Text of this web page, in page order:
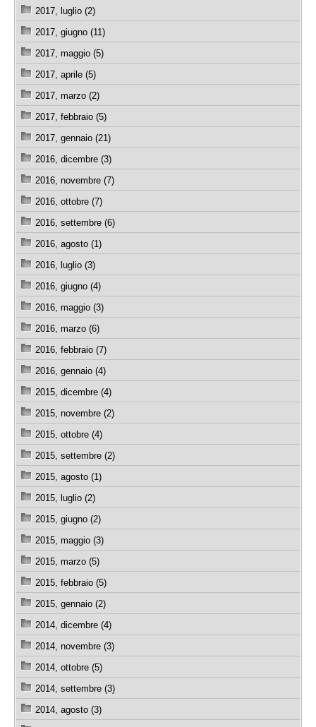
2017, luglio (2)
2017, giugno (11)
2017, maggio (5)
2017, aprile (5)
2017, marzo (2)
2017, febbraio (5)
2017, gennaio (21)
2016, dicembre (3)
2016, novembre (7)
2016, ottobre (7)
2016, settembre (6)
2016, agosto (1)
2016, luglio (3)
2016, giugno (4)
2016, maggio (3)
2016, marzo (6)
2016, febbraio (7)
2016, gennaio (4)
2015, dicembre (4)
2015, novembre (2)
2015, ottobre (4)
2015, settembre (2)
2015, agosto (1)
2015, luglio (2)
2015, giugno (2)
2015, maggio (3)
2015, marzo (5)
2015, febbraio (5)
2015, gennaio (2)
2014, dicembre (4)
2014, novembre (3)
2014, ottobre (5)
2014, settembre (3)
2014, agosto (3)